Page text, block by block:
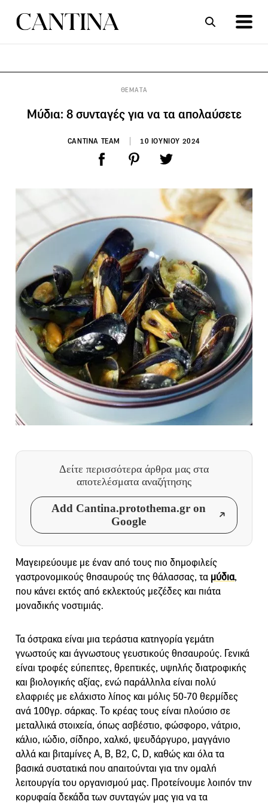
ΘΕΜΑΤΑ
Μύδια: 8 συνταγές για να τα απολαύσετε
CANTINA TEAM 10 ΙΟΥΝΙΟΥ 2024
Δείτε περισσότερα άρθρα μας στα
αποτελέσματα αναζήτησης
Add Cantina.protothema.gr on
Google
Μαγειρεύουμε με έναν από τους πιο δημοφιλείς
γαστρονομικούς θησαυρούς της θάλασσας, τα μύδια,
που κάνει εκτός από εκλεκτούς μεζέδες και πιάτα
μοναδικής νοστιμιάς.
Τα όστρακα είναι μια τεράστια κατηγορία γεμάτη
γνωστούς και άγνωστους γευστικούς θησαυρούς. Γενικά
είναι τροφές εύπεπτες, θρεπτικές, υψηλής διατροφικής
και βιολογικής αξίας, ενώ παράλληλα είναι πολύ
ελαφριές με ελάχιστο λίπος και μόλις 50-70 θερμίδες
ανά 100γρ. σάρκας. Το κρέας τους είναι πλούσιο σε
μεταλλικά στοιχεία, όπως ασβέστιο, φώσφορο, νάτριο,
κάλιο, ιώδιο, σίδηρο, χαλκό, ψευδάργυρο, μαγγάνιο
αλλά και βιταμίνες A, B, B2, C, D, καθώς και όλα τα
βασικά συστατικά που απαιτούνται για την ομαλή
λειτουργία του οργανισμού μας. Προτείνουμε λοιπόν την
κορυφαία δεκάδα των συνταγών μας για να τα